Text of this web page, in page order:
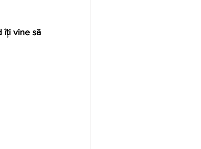
îți vine să